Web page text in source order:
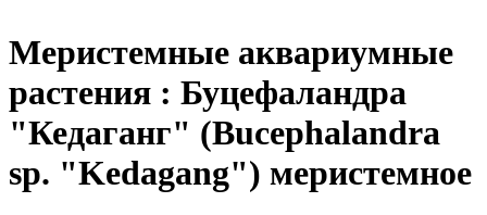
Меристемные аквариумные
растения : Буцефаландра
"Кедаганг" (Bucephalandra
sp. "Kedagang") меристемное